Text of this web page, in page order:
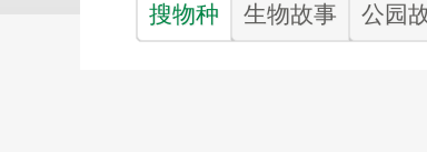
搜物种 生物故事 公园